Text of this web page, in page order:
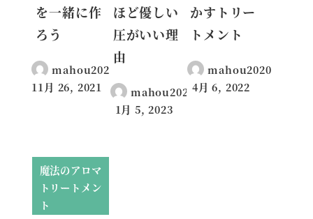
を一緒に作
ろう
mahou2020
投稿日
11月 26, 2021
ほど優しい
圧がいい理
由
mahou2020
投稿日
1月 5, 2023
かすトリー
トメント
mahou2020
投稿日
4月 6, 2022
魔法のアロマ
トリートメン
ト